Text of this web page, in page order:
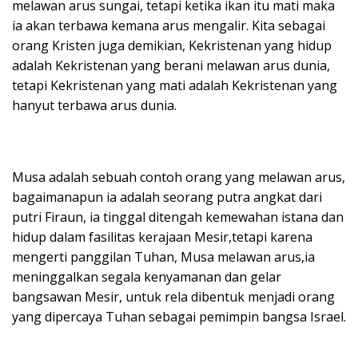
melawan arus sungai, tetapi ketika ikan itu mati maka
ia akan terbawa kemana arus mengalir. Kita sebagai
orang Kristen juga demikian, Kekristenan yang hidup
adalah Kekristenan yang berani melawan arus dunia,
tetapi Kekristenan yang mati adalah Kekristenan yang
hanyut terbawa arus dunia.
Musa adalah sebuah contoh orang yang melawan arus,
bagaimanapun ia adalah seorang putra angkat dari
putri Firaun, ia tinggal ditengah kemewahan istana dan
hidup dalam fasilitas kerajaan Mesir,tetapi karena
mengerti panggilan Tuhan, Musa melawan arus,ia
meninggalkan segala kenyamanan dan gelar
bangsawan Mesir, untuk rela dibentuk menjadi orang
yang dipercaya Tuhan sebagai pemimpin bangsa Israel.